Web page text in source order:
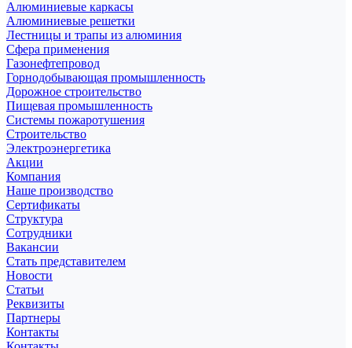
Алюминиевые каркасы
Алюминиевые решетки
Лестницы и трапы из алюминия
Сфера применения
Газонефтепровод
Горнодобывающая промышленность
Дорожное строительство
Пищевая промышленность
Системы пожаротушения
Строительство
Электроэнергетика
Акции
Компания
Наше производство
Сертификаты
Структура
Сотрудники
Вакансии
Стать представителем
Новости
Статьи
Реквизиты
Партнеры
Контакты